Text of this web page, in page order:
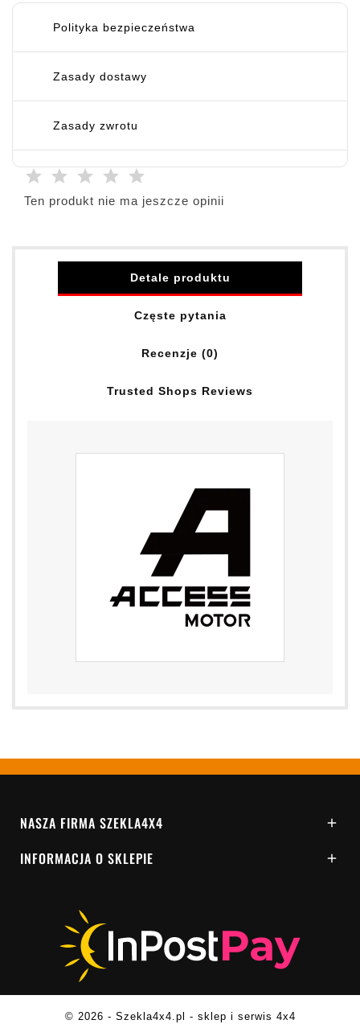
Polityka bezpieczeństwa
Zasady dostawy
Zasady zwrotu
Ten produkt nie ma jeszcze opinii
Detale produktu
Częste pytania
Recenzje (0)
Trusted Shops Reviews
NASZA FIRMA SZEKLA4X4 
INFORMACJA O SKLEPIE 
© 2026 - Szekla4x4.pl - sklep i serwis 4x4